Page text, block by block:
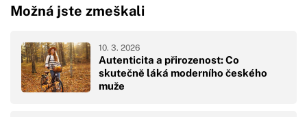
Možná jste zmeškali
Autenticita a přirozenost: Co
skutečně láká moderního českého
muže
10. 3. 2026